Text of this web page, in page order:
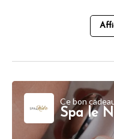
Ce bon
Spa le